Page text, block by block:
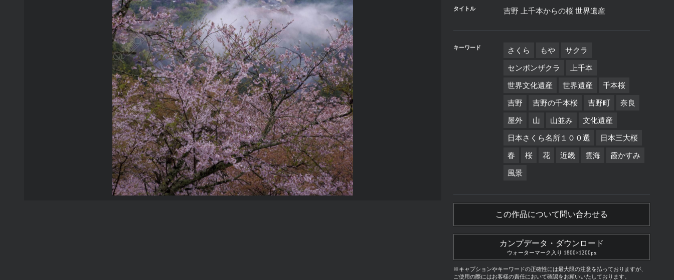
タイトル 吉野 上千本からの桜 世界遺産
キーワード さくら もや サクラ
センボンザクラ 上千本
世界文化遺産 世界遺産 千本桜
吉野 吉野の千本桜 吉野町 奈良
屋外 山 山並み 文化遺産
日本さくら名所１００選 日本三大桜
春 桜 花 近畿 雲海 霞かすみ
風景
この作品について問い合わせる
カンプデータ・ダウンロード
ウォーターマーク入り 1800×1200px
※キャプションやキーワードの正確性には最大限の注意を払っておりますが、
ご使用の際にはお客様の責任において確認をお願いいたしております。